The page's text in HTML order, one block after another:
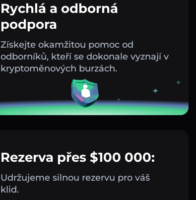
Rychlá a odborná
podpora
Získejte okamžitou pomoc od
odborníků, kteří se dokonale vyznají v
kryptoměnových burzách.
Rezerva přes $100 000:
Udržujeme silnou rezervu pro váš
klid.